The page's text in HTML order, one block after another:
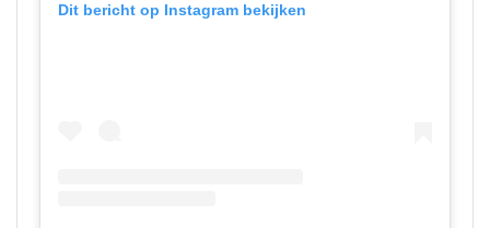
Dit bericht op Instagram bekijken